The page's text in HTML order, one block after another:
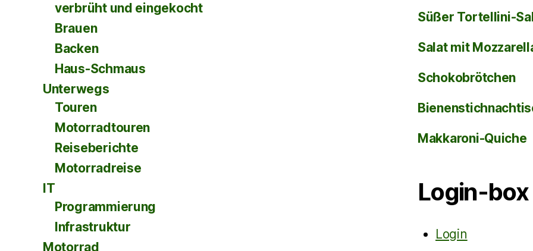
verbrüht und eingekocht
Brauen
Backen
Haus-Schmaus
Unterwegs
Touren
Motorradtouren
Reiseberichte
Motorradreise
IT
Programmierung
Infrastruktur
Motorrad
Süßer Tortellini-
Salat mit
Schokobrötchen
Makkaroni-Quiche
Login-box
Login